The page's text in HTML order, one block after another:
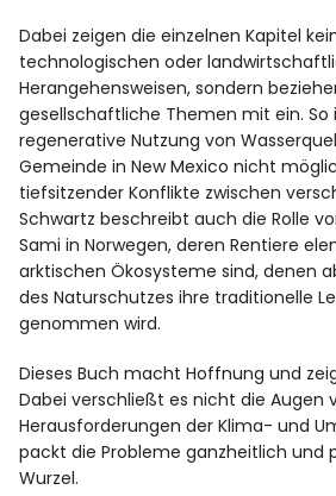
Dabei zeigen die einzelnen Kapitel
technologischen oder
Herangehensweisen, sondern
gesellschaftliche Themen mit ein. So
regenerative Nutzung von
Gemeinde in New Mexico nicht
tiefsitzender Konflikte zwischen
Schwartz beschreibt auch die Rolle
Sami in Norwegen, deren Rentiere
arktischen Ökosysteme sind, denen
des Naturschutzes ihre traditionelle
genommen wird.
Dieses Buch macht Hoffnung und
Dabei verschließt es nicht die Augen
Herausforderungen der Klima- und
packt die Probleme ganzheitlich und
Wurzel.